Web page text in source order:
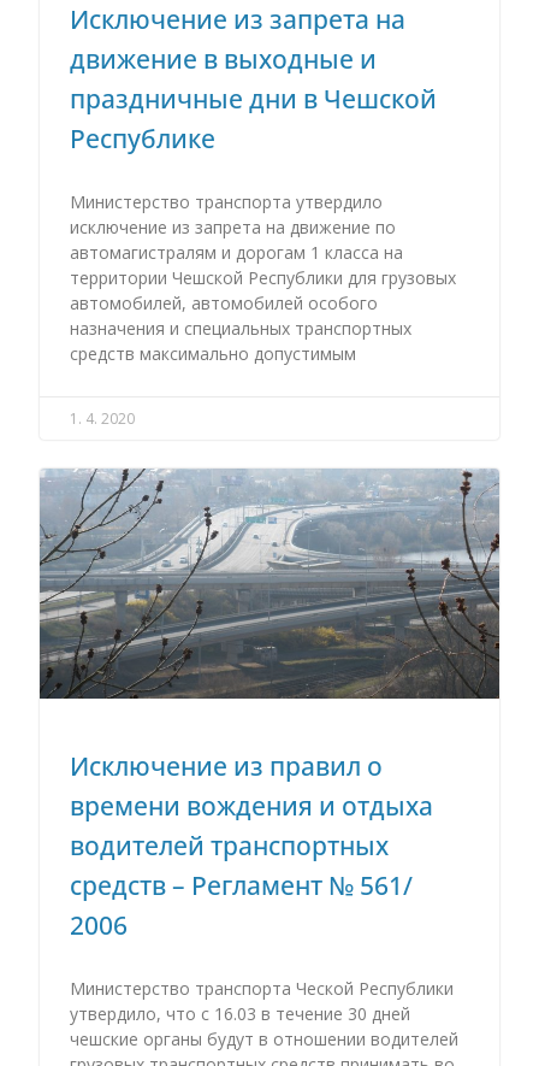
Исключение из запрета на
движение в выходные и
праздничные дни в Чешской
Республике
Министерство транспорта утвердило
исключение из запрета на движение по
автомагистралям и дорогам 1 класса на
территории Чешской Республики для грузовых
автомобилей, автомобилей особого
назначения и специальных транспортных
средств максимально допустимым
1. 4. 2020
Исключение из правил о
времени вождения и отдыха
водителей транспортных
средств – Регламент № 561/
2006
Министерство транспорта Ческой Республики
утвердило, что с 16.03 в течение 30 дней
чешские органы будут в отношении водителей